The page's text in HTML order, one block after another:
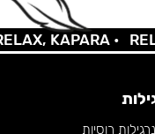
KAPARA •
נרגילות רוסיות